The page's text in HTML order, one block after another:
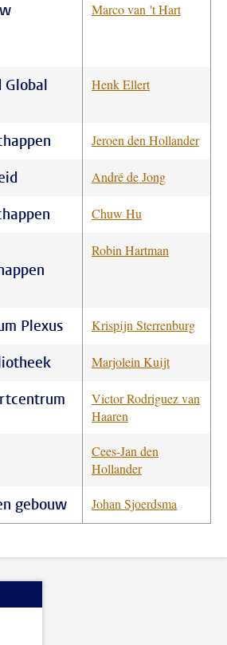
Marco van 't Hart
Global
Henk Ellert
Jeroen den Hollander
André de Jong
Chuw Hu
Robin Hartman
Plexus Krispijn Sterrenburg
Marjolein Kuijt
Victor Rodriguez van
Haaren
Cees-Jan den
Hollander
gebouw Johan Sjoerdsma